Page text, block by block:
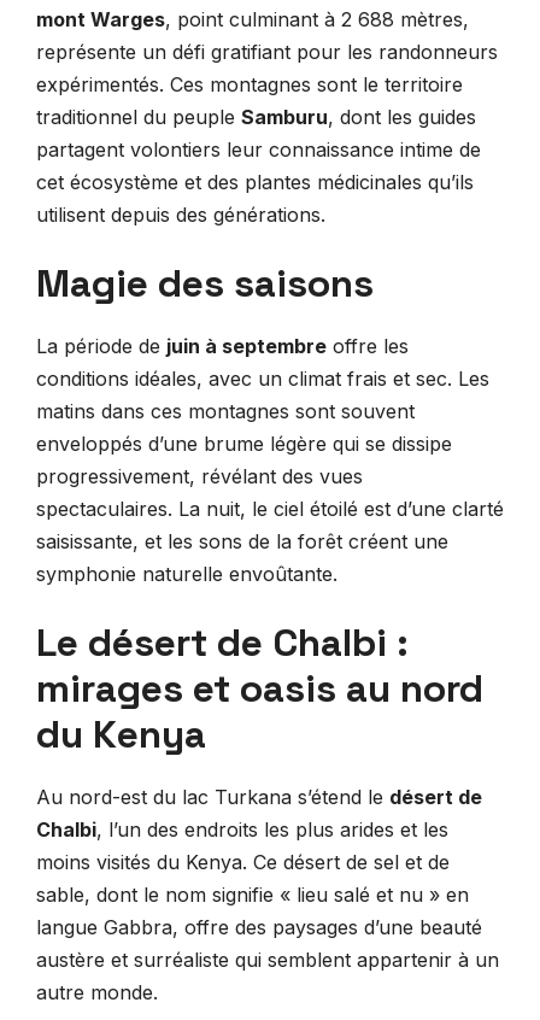
mont Warges, point culminant à 2 688 mètres,
représente un défi gratifiant pour les randonneurs
expérimentés. Ces montagnes sont le territoire
traditionnel du peuple Samburu, dont les guides
partagent volontiers leur connaissance intime de
cet écosystème et des plantes médicinales qu’ils
utilisent depuis des générations.
Magie des saisons
La période de juin à septembre offre les
conditions idéales, avec un climat frais et sec. Les
matins dans ces montagnes sont souvent
enveloppés d’une brume légère qui se dissipe
progressivement, révélant des vues
spectaculaires. La nuit, le ciel étoilé est d’une clarté
saisissante, et les sons de la forêt créent une
symphonie naturelle envoûtante.
Le désert de Chalbi :
mirages et oasis au nord
du Kenya
Au nord-est du lac Turkana s’étend le désert de
Chalbi, l’un des endroits les plus arides et les
moins visités du Kenya. Ce désert de sel et de
sable, dont le nom signifie « lieu salé et nu » en
langue Gabbra, offre des paysages d’une beauté
austère et surréaliste qui semblent appartenir à un
autre monde.